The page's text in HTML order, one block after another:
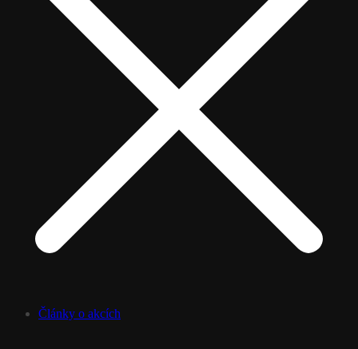
Články o akcích